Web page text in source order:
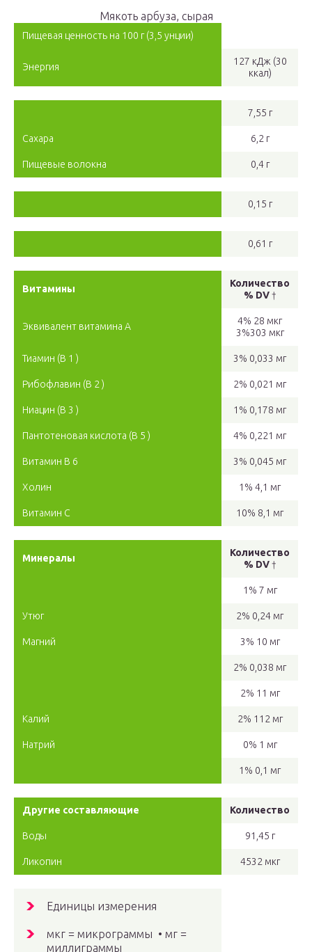
Мякоть арбуза, сырая
Пищевая ценность на 100 г (3,5 унции)
Энергия
127 кДж (30
ккал)
7,55 г
Сахара 6,2 г
Пищевые волокна 0,4 г
0,15 г
0,61 г
Витамины
Количество
% DV†
Эквивалент витамина А
4% 28 мкг
3%303 мкг
Тиамин (B 1 ) 3% 0,033 мг
Рибофлавин (B 2 ) 2% 0,021 мг
Ниацин (B 3 ) 1% 0,178 мг
Пантотеновая кислота (B 5 ) 4% 0,221 мг
Витамин B 6 3% 0,045 мг
Холин 1% 4,1 мг
Витамин C 10% 8,1 мг
Минералы
Количество
% DV†
1% 7 мг
Утюг 2% 0,24 мг
Магний 3% 10 мг
2% 0,038 мг
2% 11 мг
Калий 2% 112 мг
Натрий 0% 1 мг
1% 0,1 мг
Другие составляющие Количество
Воды 91,45 г
Ликопин 4532 мкг
Единицы измерения
мкг = микрограммы • мг =
миллиграммы